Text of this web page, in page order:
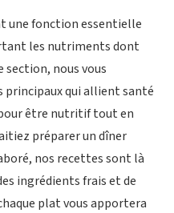
une fonction essentielle
les nutriments dont
section, nous vous
principaux qui allient santé
être nutritif tout en
préparer un dîner
nos recettes sont là
ingrédients frais et de
plat vous apportera